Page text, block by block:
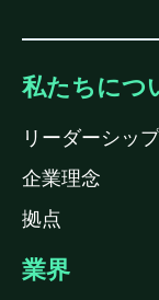
私たちにつ
リーダーシッ
企業理念
拠点
業界